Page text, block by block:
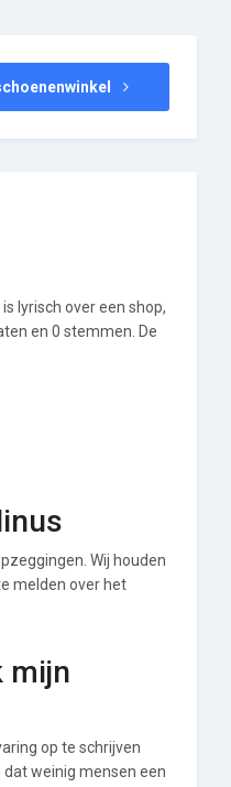
lyrisch over een shop,
en 0 stemmen. De
Wij houden
melden over het
mijn
op te schrijven
weinig mensen een